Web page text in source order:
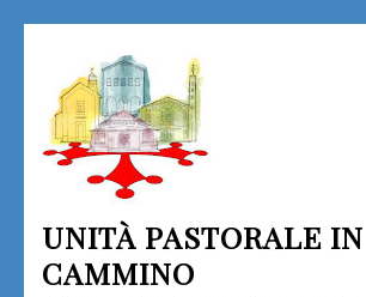
contenuto
(premi
invio)
UNITÀ PASTORALE IN
CAMMINO